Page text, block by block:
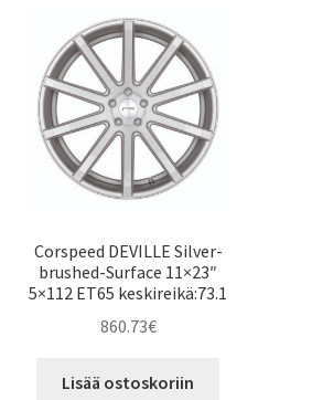
Corspeed DEVILLE Silver-
brushed-Surface 11×23″
5×112 ET65 keskireikä:73.1
860.73€
Lisää ostoskoriin